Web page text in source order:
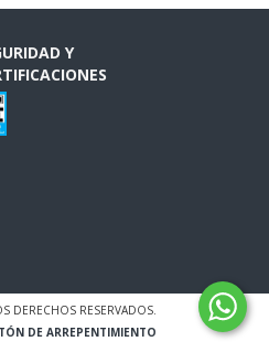
Y
DERECHOS RESERVADOS.
DE ARREPENTIMIENTO